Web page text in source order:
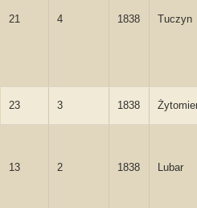
21 4 1838 Tuczyn
23 3 1838
13 2 1838 Lubar